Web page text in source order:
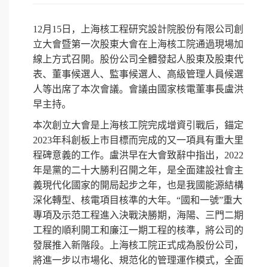
12月15日，上海核工程研究設計院股份有限公司創
立大會暨第一次股東大會在上海核工院通過現場加
線上方式召開。股份公司全體發起人股東及股東代
表、董事候選人、監事候選人、高級管理人員候選
人等出席了本次會議。會議由國家核電董事長盧洪
早主持。
本次創立大會是上海核工院完成增資引戰后，錨定
2023年科創板上市目標而完成的又一項具有重大里
程碑意義的工作。盧洪早在大會致辭中指出，2022
年是黨的二十大勝利召開之年，是全面建設社會主
義現代化國家的開局起步之年，也是我國能源結構
深化轉型、核電項目核準的大年。“國和一號”重大
專項及示范工程進入決戰決勝期，海陽、三門二期
工程的順利開工和廉江一期工程的核準，將公司的
發展推入新階段。上海核工院正式成為股份公司，
將進一步以市場化、規范化的管理運作模式，全面